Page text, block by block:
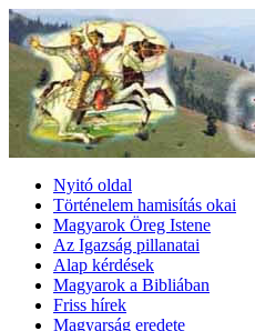
Nyitó oldal
Történelem hamisítás okai
Magyarok Öreg Istene
Az Igazság pillanatai
Alap kérdések
Magyarok a Bibliában
Friss hírek
Magyarság eredete